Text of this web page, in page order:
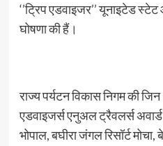
‘’ट्रिप एडवाइजर’’ यूनाइटेड
घोषणा की हैं।
राज्य पर्यटन विकास निगम की
एडवाइजर्स एनुअल ट्रैवलर्स
भोपाल, बघीरा जंगल रिसॉर्ट